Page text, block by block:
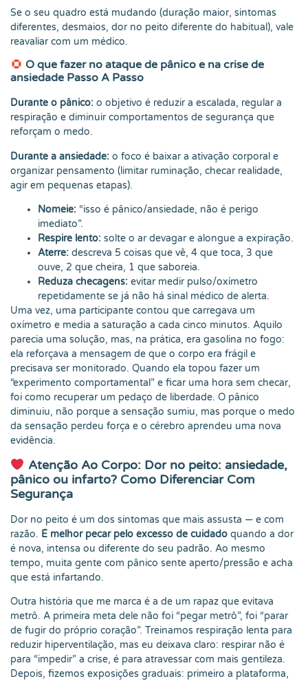
Se o seu quadro está mudando (duração maior, sintomas
diferentes, desmaios, dor no peito diferente do habitual), vale
reavaliar com um médico.
O que fazer no ataque de pânico e na crise de
ansiedade Passo A Passo
Durante o pânico: o objetivo é reduzir a escalada, regular a
respiração e diminuir comportamentos de segurança que
reforçam o medo.
Durante a ansiedade: o foco é baixar a ativação corporal e
organizar pensamento (limitar ruminação, checar realidade,
agir em pequenas etapas).
Nomeie: “isso é pânico/ansiedade, não é perigo
imediato”.
Respire lento: solte o ar devagar e alongue a expiração.
Aterre: descreva 5 coisas que vê, 4 que toca, 3 que
ouve, 2 que cheira, 1 que saboreia.
Reduza checagens: evitar medir pulso/oxímetro
repetidamente se já não há sinal médico de alerta.
Uma vez, uma participante contou que carregava um
oxímetro e media a saturação a cada cinco minutos. Aquilo
parecia uma solução, mas, na prática, era gasolina no fogo:
ela reforçava a mensagem de que o corpo era frágil e
precisava ser monitorado. Quando ela topou fazer um
“experimento comportamental” e ficar uma hora sem checar,
foi como recuperar um pedaço de liberdade. O pânico
diminuiu, não porque a sensação sumiu, mas porque o medo
da sensação perdeu força e o cérebro aprendeu uma nova
evidência.
Atenção Ao Corpo: Dor no peito: ansiedade,
pânico ou infarto? Como Diferenciar Com
Segurança
Dor no peito é um dos sintomas que mais assusta — e com
razão. É melhor pecar pelo excesso de cuidado quando a dor
é nova, intensa ou diferente do seu padrão. Ao mesmo
tempo, muita gente com pânico sente aperto/pressão e acha
que está infartando.
Outra história que me marca é a de um rapaz que evitava
metrô. A primeira meta dele não foi “pegar metrô”, foi “parar
de fugir do próprio coração”. Treinamos respiração lenta para
reduzir hiperventilação, mas eu deixava claro: respirar não é
para “impedir” a crise, é para atravessar com mais gentileza.
Depois, fizemos exposições graduais: primeiro a plataforma,